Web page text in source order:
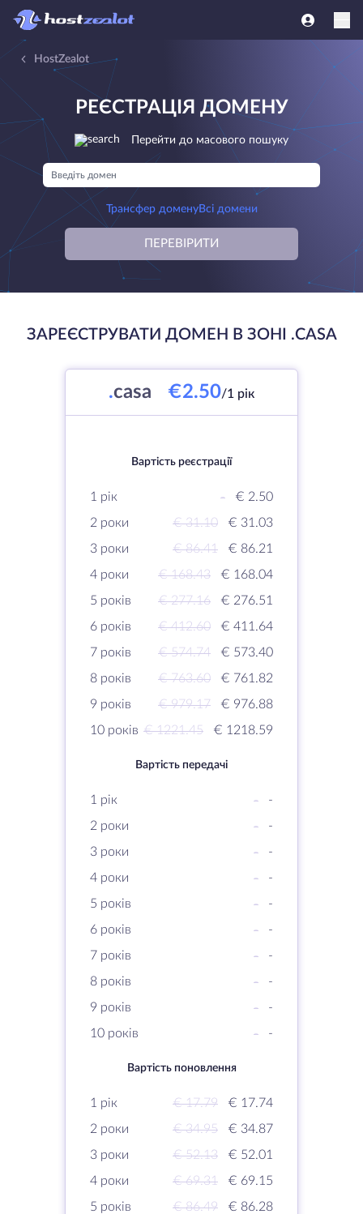
HostZealot
РЕЄСТРАЦІЯ ДОМЕНУ
Перейти до масового пошуку
Трансфер доменуВсі домени
ПЕРЕВІРИТИ
ЗАРЕЄСТРУВАТИ ДОМЕН В ЗОНІ .CASA
.casa €2.50/1 рік
Вартість реєстрації
1 рік -
€ 2.50
2 роки
€ 31.10
€ 31.03
3 роки
€ 86.41
€ 86.21
4 роки
€ 168.43
€ 168.04
5 років
€ 277.16
€ 276.51
6 років
€ 412.60
€ 411.64
7 років
€ 574.74
€ 573.40
8 років
€ 763.60
€ 761.82
9 років
€ 979.17
€ 976.88
10 років € 1221.45 € 1218.59
Вартість передачі
1 рік -
-
2 роки
-
-
3 роки
-
-
4 роки
-
-
5 років
-
-
6 років
-
-
7 років
-
-
8 років
-
-
9 років
-
-
10 років
- -
Вартість поновлення
1 рік € 17.79
€ 17.74
2 роки
€ 34.95
€ 34.87
3 роки
€ 52.13
€ 52.01
4 роки
€ 69.31
€ 69.15
5 років
€ 86.49
€ 86.28